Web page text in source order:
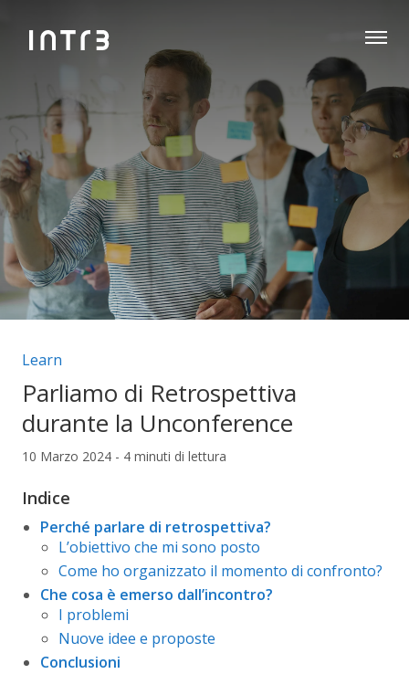
Categorie articolo:
Learn
Parliamo di Retrospettiva
durante la Unconference
10 Marzo 2024 - 4 minuti di lettura
Indice
Perché parlare di retrospettiva?
L’obiettivo che mi sono posto
Come ho organizzato il momento di confronto?
Che cosa è emerso dall’incontro?
I problemi
Nuove idee e proposte
Conclusioni